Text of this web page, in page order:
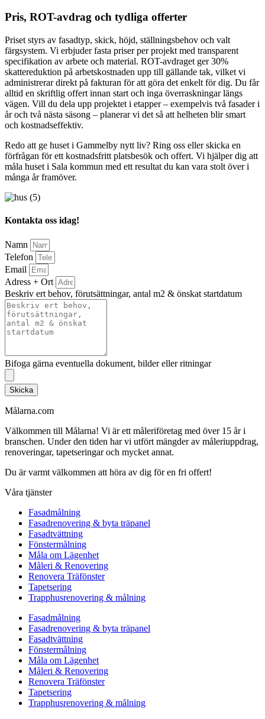
Pris, ROT-avdrag och tydliga offerter
Priset styrs av fasadtyp, skick, höjd, ställningsbehov och valt
färgsystem. Vi erbjuder fasta priser per projekt med transparent
specifikation av arbete och material. ROT-avdraget ger 30%
skattereduktion på arbetskostnaden upp till gällande tak, vilket vi
administrerar direkt på fakturan för att göra det enkelt för dig. Du får
alltid en skriftlig offert innan start och inga överraskningar längs
vägen. Vill du dela upp projektet i etapper – exempelvis två fasader i
år och två nästa säsong – planerar vi det så att helheten blir smart
och kostnadseffektiv.
Redo att ge huset i Gammelby nytt liv? Ring oss eller skicka en
förfrågan för ett kostnadsfritt platsbesök och offert. Vi hjälper dig att
måla huset i Sala kommun med ett resultat du kan vara stolt över i
många år framöver.
Kontakta oss idag!
Namn
Telefon
Email
Adress + Ort
Beskriv ert behov, förutsättningar, antal m2 & önskat startdatum
Bifoga gärna eventuella dokument, bilder eller ritningar
Skicka
Målarna.com
Välkommen till Målarna! Vi är ett måleriföretag med över 15 år i
branschen. Under den tiden har vi utfört mängder av måleriuppdrag,
renoveringar, tapetseringar och mycket annat.
Du är varmt välkommen att höra av dig för en fri offert!
Våra tjänster
Fasadmålning
Fasadrenovering & byta träpanel
Fasadtvättning
Fönstermålning
Måla om Lägenhet
Måleri & Renovering
Renovera Träfönster
Tapetsering
Trapphusrenovering & målning
Fasadmålning
Fasadrenovering & byta träpanel
Fasadtvättning
Fönstermålning
Måla om Lägenhet
Måleri & Renovering
Renovera Träfönster
Tapetsering
Trapphusrenovering & målning